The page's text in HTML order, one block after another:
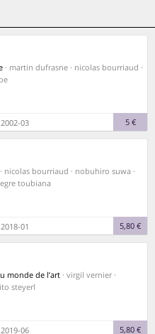
· martin dufrasne · nicolas bourriaud ·
2002-03 5 €
nicolas bourriaud · nobuhiro suwa ·
toubiana
2018-01 5,80 €
monde de l’art · virgil vernier ·
steyerl
2019-06 5,80 €